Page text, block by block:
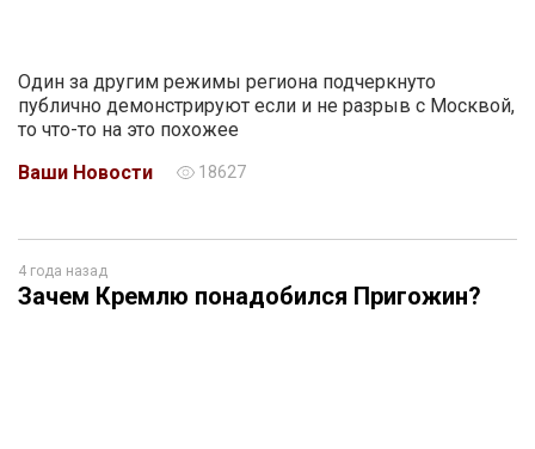
Один за другим режимы региона подчеркнуто
публично демонстрируют если и не разрыв с Москвой,
то что-то на это похожее
Ваши Новости
18627
4 года назад
Зачем Кремлю понадобился Пригожин?